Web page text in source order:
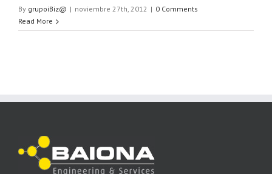
By grupoiBiz@ | noviembre 27th, 2012 | 0 Comments
Read More